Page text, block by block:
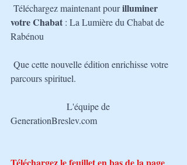
Téléchargez maintenant pour illuminer
votre Chabat : La Lumière du Chabat de
Rabénou
Que cette nouvelle édition enrichisse votre
parcours spirituel.
L'équipe de
GenerationBreslev.com
Téléchargez le feuillet en bas de la page